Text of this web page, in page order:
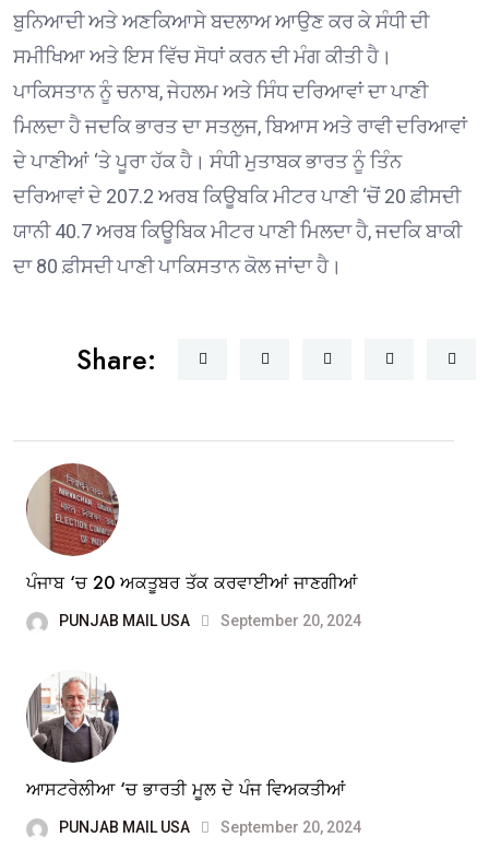
ਬੁਨਿਆਦੀ ਅਤੇ ਅਣਕਿਆਸੇ ਬਦਲਾਅ ਆਉਣ ਕਰ ਕੇ ਸੰਧੀ ਦੀ
ਸਮੀਖਿਆ ਅਤੇ ਇਸ ਵਿੱਚ ਸੋਧਾਂ ਕਰਨ ਦੀ ਮੰਗ ਕੀਤੀ ਹੈ।
ਪਾਕਿਸਤਾਨ ਨੂੰ ਚਨਾਬ, ਜੇਹਲਮ ਅਤੇ ਸਿੰਧ ਦਰਿਆਵਾਂ ਦਾ ਪਾਣੀ
ਮਿਲਦਾ ਹੈ ਜਦਕਿ ਭਾਰਤ ਦਾ ਸਤਲੁਜ, ਬਿਆਸ ਅਤੇ ਰਾਵੀ ਦਰਿਆਵਾਂ
ਦੇ ਪਾਣੀਆਂ ‘ਤੇ ਪੂਰਾ ਹੱਕ ਹੈ। ਸੰਧੀ ਮੁਤਾਬਕ ਭਾਰਤ ਨੂੰ ਤਿੰਨ
ਦਰਿਆਵਾਂ ਦੇ 207.2 ਅਰਬ ਕਿਊਬਕਿ ਮੀਟਰ ਪਾਣੀ ‘ਚੋਂ 20 ਫ਼ੀਸਦੀ
ਯਾਨੀ 40.7 ਅਰਬ ਕਿਊਬਿਕ ਮੀਟਰ ਪਾਣੀ ਮਿਲਦਾ ਹੈ, ਜਦਕਿ ਬਾਕੀ
ਦਾ 80 ਫ਼ੀਸਦੀ ਪਾਣੀ ਪਾਕਿਸਤਾਨ ਕੋਲ ਜਾਂਦਾ ਹੈ।
Share:
ਪੰਜਾਬ ‘ਚ 20 ਅਕਤੂਬਰ ਤੱਕ ਕਰਵਾਈਆਂ ਜਾਣਗੀਆਂ
PUNJAB MAIL USA September 20, 2024
ਆਸਟਰੇਲੀਆ ‘ਚ ਭਾਰਤੀ ਮੂਲ ਦੇ ਪੰਜ ਵਿਅਕਤੀਆਂ
PUNJAB MAIL USA September 20, 2024